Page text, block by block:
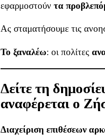
εφαρμοστούν τα
Ας σταματήσουμε τις
Το ξαναλέω: οι πολίτες
Δείτε τη
αναφέρεται ο
Διαχείριση επιθέσεων